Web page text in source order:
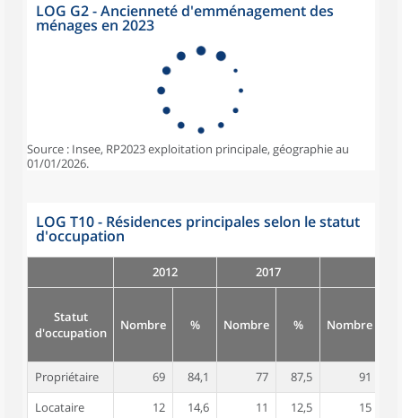
LOG G2 - Ancienneté d'emménagement des
ménages en 2023
Source : Insee, RP2023 exploitation principale, géographie au
01/01/2026.
LOG T10 - Résidences principales selon le statut
d'occupation
2012 2017
Statut
d'occupation
Nombre % Nombre % Nombre
Propriétaire 69 84,1 77 87,5 91
Locataire
12 14,6 11 12,5 15